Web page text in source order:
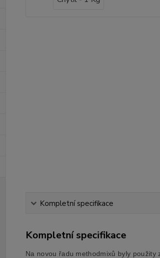
Kompletní specifikace
Kompletní specifikace
Na novou řadu methodmixů byly